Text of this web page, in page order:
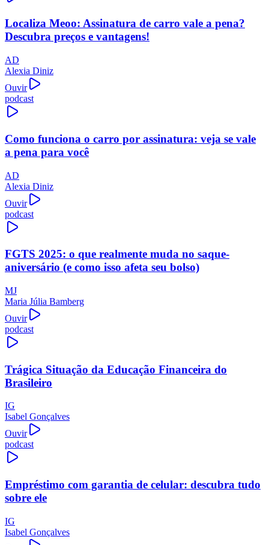
Localiza Meoo: Assinatura de carro vale a pena?
Descubra preços e vantagens!
AD
Alexia Diniz
Ouvir
podcast
Como funciona o carro por assinatura: veja se vale
a pena para você
AD
Alexia Diniz
Ouvir
podcast
FGTS 2025: o que realmente muda no saque-
aniversário (e como isso afeta seu bolso)
MJ
Maria Júlia Bamberg
Ouvir
podcast
Trágica Situação da Educação Financeira do
Brasileiro
IG
Isabel Gonçalves
Ouvir
podcast
Empréstimo com garantia de celular: descubra tudo
sobre ele
IG
Isabel Gonçalves